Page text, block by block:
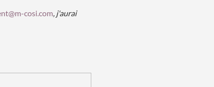
cosi.com, j'aurai